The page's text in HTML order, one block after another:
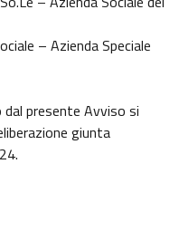
– Azienda Speciale
presente Avviso si
giunta